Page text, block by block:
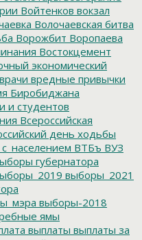
Войтенков вокзал
Волочаевская битва
Ворожбит Воропаева
Востокцемент
экономический
врачи вредные привычки
Биробиджана
и студентов
Всероссийская
день ходьбы
ВТБъ ВУЗ
губернатора
выборы_2021
выборы-2018
ямы
выплаты выплаты за